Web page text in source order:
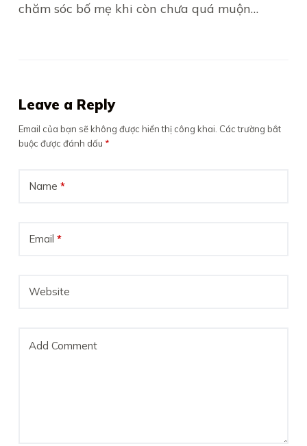
chăm sóc bố mẹ khi còn chưa quá muộn…
Leave a Reply
Email của bạn sẽ không được hiển thị công khai. Các trường bắt
buộc được đánh dấu *
Name *
Email *
Website
Add Comment